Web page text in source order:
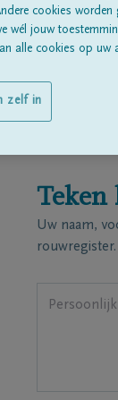
Teken
Uw naam,
rouwregister.
cookies
wél jouw
alle cookies op uw
zelf in